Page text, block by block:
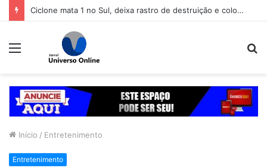
Ciclone mata 1 no Sul, deixa rastro de destruição e coloca 11 estados em alerta
Menu
Início / Entretenimento
Entretenimento